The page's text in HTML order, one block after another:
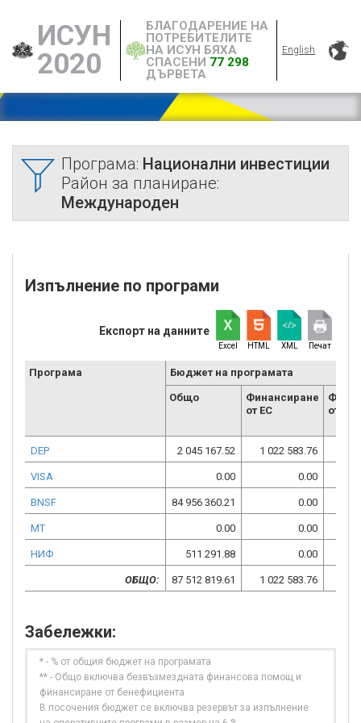
ИСУН
2020
БЛАГОДАРЕНИЕ НА
ПОТРЕБИТЕЛИТЕ
НА ИСУН БЯХА
СПАСЕНИ 77 298
ДЪРВЕТА
English
Програма: Национални инвестиции
Район за планиране:
Международен
Изпълнение по програми
Експорт на данните
Excel HTML XML Печат
Програма Бюджет на програмата
Общо
Финансиране
от ЕС
от НФ
DEP 2 045 167.52 1 022 583.76
VISA 0.00 0.00
BNSF 84 956 360.21 0.00
МТ 0.00 0.00
НИФ 511 291.88 0.00
ОБЩО: 87 512 819.61 1 022 583.76
Забележки:
* - % от общия бюджет на програмата
** - Общо включва безвъзмездната финансова помощ и
финансиране от бенефициента
В посочения бюджет се включва резервът за изпълнение